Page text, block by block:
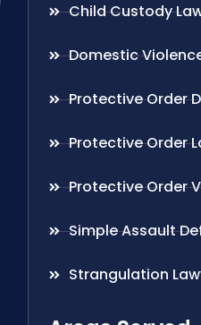
Child Custody
Domestic
Protective Order
Protective Order
Protective Order
Simple Assault
Strangulation